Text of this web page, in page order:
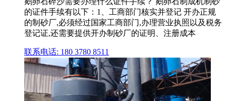
的证件手续有以下：1、工商部门核实并登记 开办正规
的制砂厂,必须经过国家工商部门,办理营业执照以及税务
登记证,还需要提供开办制砂厂的证明、注册成本
联系电话: 180 3780 8511